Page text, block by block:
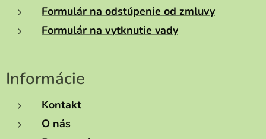
Formulár na odstúpenie od zmluvy
Formulár na vytknutie vady
Informácie
Kontakt
O nás